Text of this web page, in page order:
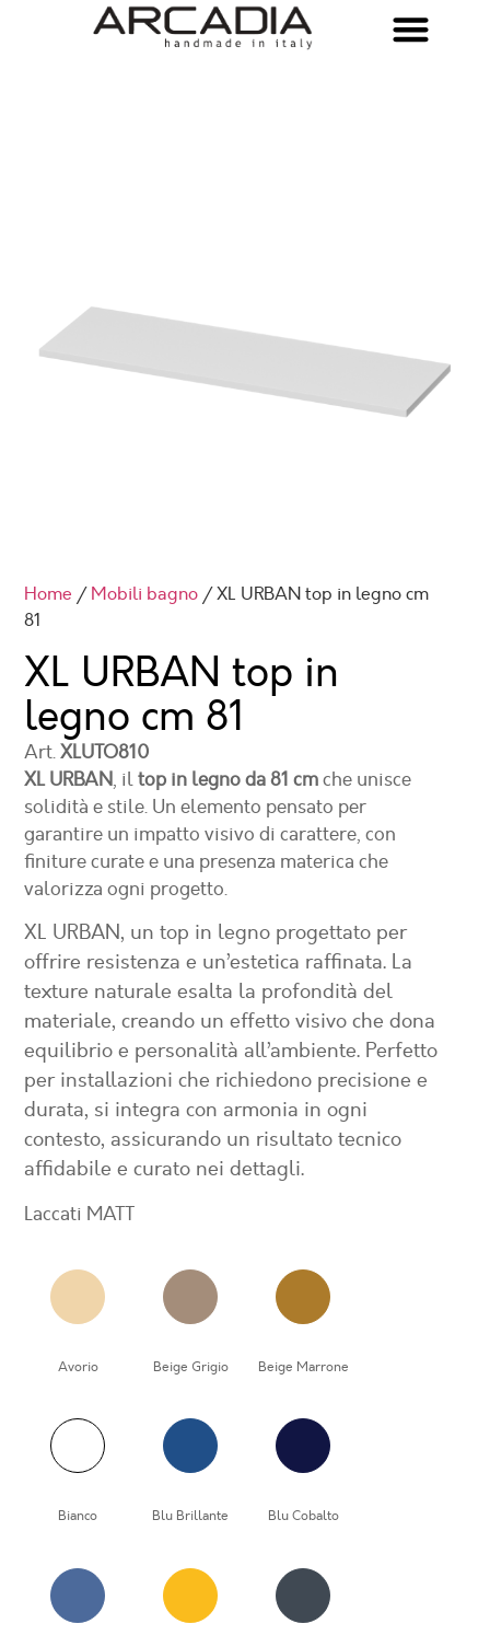
Home /Mobili bagno / XL URBAN top in legno cm
81
XL URBAN top in
legno cm 81
Art.XLUTO810
XL URBAN, iltop in legno da 81 cmche unisce
solidità e stile. Un elemento pensato per
garantire un impatto visivo di carattere, con
finiture curate e una presenza materica che
valorizza ogni progetto.
XL URBAN, un top in legno progettato per
offrire resistenza e un’estetica raffinata. La
texture naturale esalta la profondità del
materiale, creando un effetto visivo che dona
equilibrio e personalità all’ambiente. Perfetto
per installazioni che richiedono precisione e
durata, si integra con armonia in ogni
contesto, assicurando un risultato tecnico
affidabile e curato nei dettagli.
Laccati MATT
Avorio Beige Grigio Beige Marrone
Bianco Blu Brillante Blu Cobalto